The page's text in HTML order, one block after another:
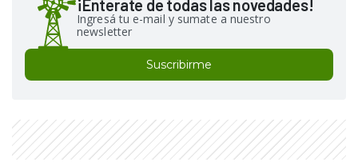
¡Enterate de todas las novedades!
Ingresá tu e-mail y sumate a nuestro
newsletter
Suscribirme